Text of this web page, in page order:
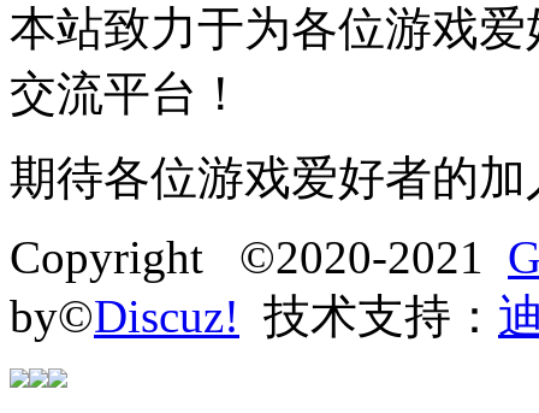
本站致力于为各位游戏
交流平台！
期待各位游戏爱好者的加
Copyright ©2020-2021
by©Discuz! 技术支持：